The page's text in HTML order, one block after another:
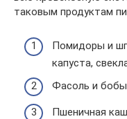
таковым продуктам
Помидоры и
капуста,
Фасоль и
Пшеничная